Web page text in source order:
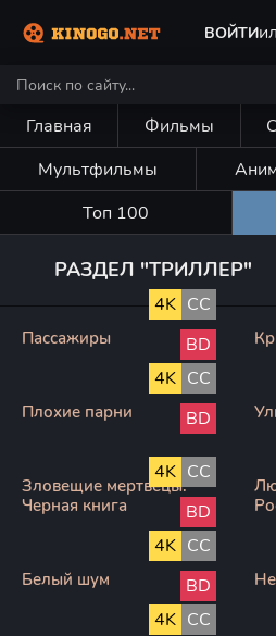
ВОЙТИ
Главная Фильмы
Мультфильмы
Топ 100
РАЗДЕЛ "ТРИЛЛЕР"
Пассажиры
4K CC
BD
Плохие парни
4K CC
BD
Зловещие мертвецы:
Черная книга
4K CC
BD
Белый шум
4K CC
BD
4K CC